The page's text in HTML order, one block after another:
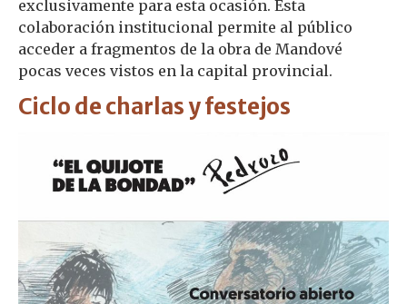
exclusivamente para esta ocasión. Esta
colaboración institucional permite al público
acceder a fragmentos de la obra de Mandové
pocas veces vistos en la capital provincial.
Ciclo de charlas y festejos